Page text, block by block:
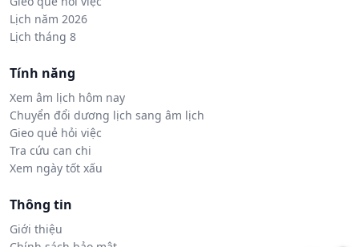
Lịch năm 2026
Lịch tháng 8
Tính năng
Xem âm lịch hôm nay
Chuyển đổi dương lịch sang âm lịch
Gieo quẻ hỏi việc
Tra cứu can chi
Xem ngày tốt xấu
Thông tin
Giới thiệu